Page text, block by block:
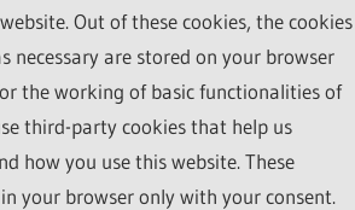
Out of these cookies, the cookies
necessary are stored on your browser
the working of basic functionalities of
third-party cookies that help us
how you use this website. These
your browser only with your consent.